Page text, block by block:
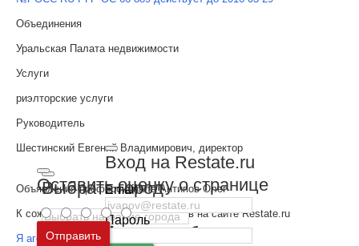
Выбрать город
Москва и
Московская область
Вход на Restate.ru
Email
Пароль
Объединения
Уральская Палата недвижимости
Услуги
риэлторские услуги
Руководитель
Шестинский Евгений Владимирович, директор
Объявления профессионала Антипов Олег
К сожалению, у агента нет объектов на сайте Restate.ru
Я агент - Добавить объекты
Оставить оценку о странице
Отправить